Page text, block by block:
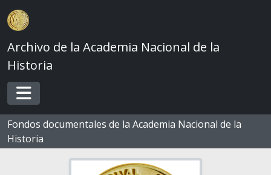
Skip to main content
Archivo de la Academia Nacional de la
Historia
Toggle navigation
Fondos documentales de la Academia Nacional de la
Historia